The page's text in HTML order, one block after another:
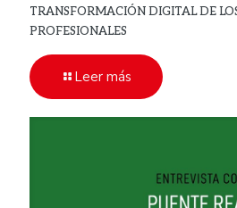
TRANSFORMACIÓN DIGITAL DE
PROFESIONALES
Leer más